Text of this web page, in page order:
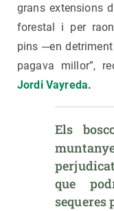
grans extensions
forestal i per
pins ─en
pagava millor”,
Jordi Vayreda.
Els
que
sequeres